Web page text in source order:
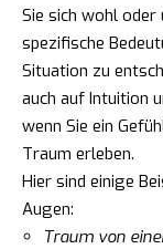
Sie sich wohl oder
spezifische
Situation zu
auch auf Intuition
wenn Sie ein
Traum erleben.
Hier sind einige
Augen:
Traum von